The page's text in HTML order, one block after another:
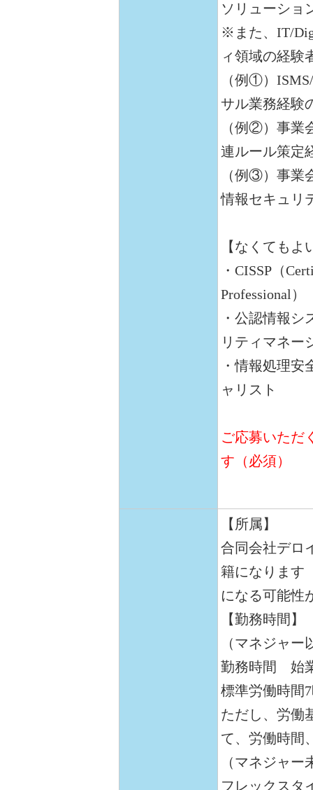
ソリューショ
※また、IT/
ィ領域の経験
（例①）
サル業務経験
（例②）事業
連ルール策定
（例③）事業
情報セキュリ
【なくても
・CISSP（
Professional）
・公認情報シ
リティマネー
・情報処理
ャリスト
ご応募いただ
す（必須）
【所属】
合同会社デロ
籍になります
になる可能性
【勤務時間】
（マネジャー
勤務時間 始
標準労働時間
ただし、労働
て、労働時間
（マネジャー
フレックスタ